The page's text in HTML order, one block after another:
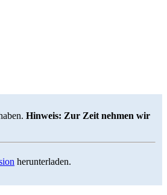
Hinweis: Zur Zeit nehmen wir
herunterladen.